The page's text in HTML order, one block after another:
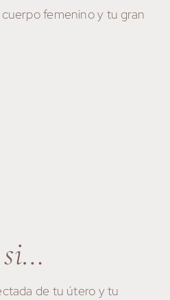
femenino y tu gran
de tu útero y tu